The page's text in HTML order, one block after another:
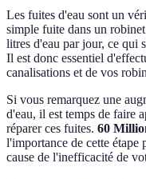
Les fuites d'eau sont un
simple fuite dans un
litres d'eau par jour, ce qui
Il est donc essentiel
canalisations et de vos
Si vous remarquez une
d'eau, il est temps de faire
réparer ces fuites. 60
l'importance de cette étape
cause de l'inefficacité de